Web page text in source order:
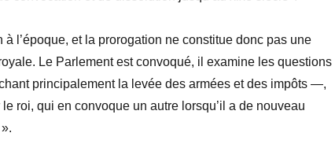
à l’époque, et la prorogation ne constitue donc pas une
Le Parlement est convoqué, il examine les questions
principalement la levée des armées et des impôts —,
roi, qui en convoque un autre lorsqu’il a de nouveau